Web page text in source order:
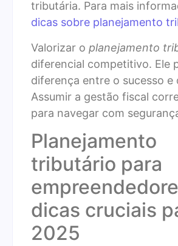
tributária. Para mais
dicas sobre planejamento
Valorizar o planejamento
diferencial competitivo. Ele
diferença entre o sucesso e
Assumir a gestão fiscal
para navegar com
Planejamento
tributário para
dicas cruciais
2025